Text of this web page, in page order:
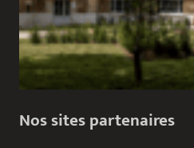
Nos sites partenaires